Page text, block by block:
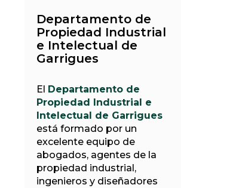
Departamento de
Propiedad Industrial
e Intelectual de
Garrigues
El
Departamento de
Propiedad Industrial e
Intelectual de Garrigues
está formado por un
excelente equipo de
abogados, agentes de la
propiedad industrial,
ingenieros y diseñadores